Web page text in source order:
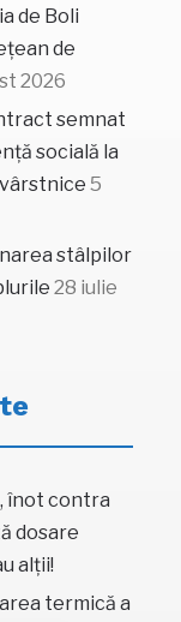
de Boli
de
2026
semnat
socială la
5
stâlpilor
28 iulie
înot contra
dosare
alții!
termică a